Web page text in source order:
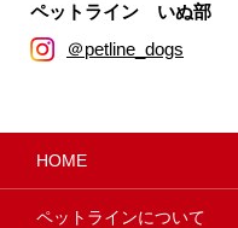
ペットライン いぬ部
＠petline_dogs
HOME
ペットラインについて